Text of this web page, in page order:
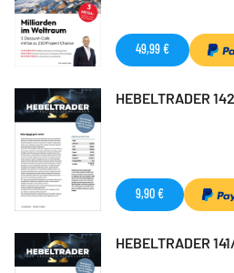
49,99 €
HEBELTRADER
9,90 €
HEBELTRADER